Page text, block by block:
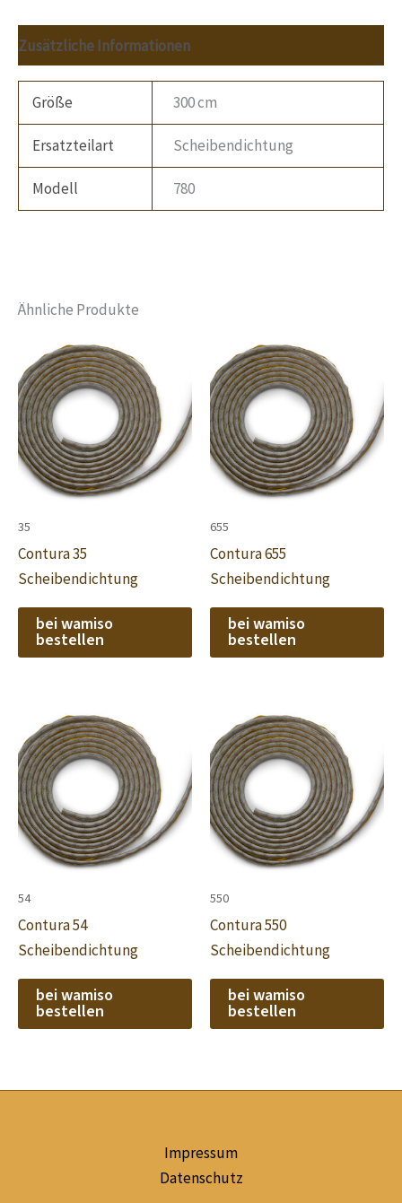
Zusätzliche Informationen
Größe 300 cm
Ersatzteilart Scheibendichtung
Modell 780
Ähnliche Produkte
35
Contura 35
Scheibendichtung
bei wamiso
bestellen
655
Contura 655
Scheibendichtung
bei wamiso
bestellen
54
Contura 54
Scheibendichtung
bei wamiso
bestellen
550
Contura 550
Scheibendichtung
bei wamiso
bestellen
Impressum
Datenschutz